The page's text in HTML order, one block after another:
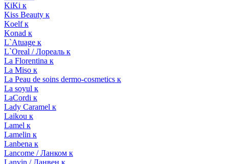
KiKi к
Kiss Beauty к
Koelf к
Konad к
L`Atuage к
L`Oreal / Лореаль к
La Florentina к
La Miso к
La Peau de soins dermo-cosmetics к
La soyul к
LaCordi к
Lady Caramel к
Laikou к
Lamel к
Lamelin к
Lanbena к
Lancome / Ланком к